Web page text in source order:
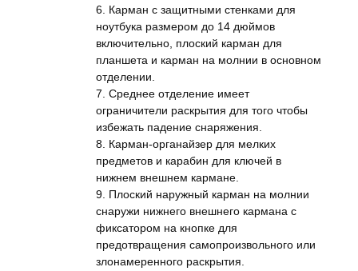
6. Карман с защитными стенками для
ноутбука размером до 14 дюймов
включительно, плоский карман для
планшета и карман на молнии в основном
отделении.
7. Среднее отделение имеет
ограничители раскрытия для того чтобы
избежать падение снаряжения.
8. Карман-органайзер для мелких
предметов и карабин для ключей в
нижнем внешнем кармане.
9. Плоский наружный карман на молнии
снаружи нижнего внешнего кармана с
фиксатором на кнопке для
предотвращения самопроизвольного или
злонамеренного раскрытия.